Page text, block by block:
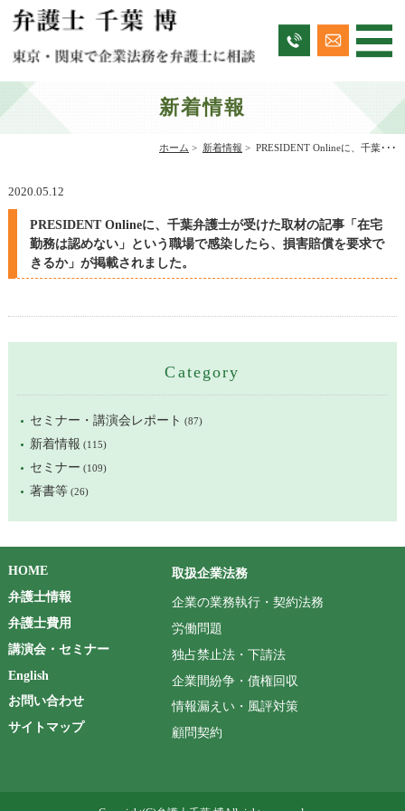
新着情報
ホーム > 新着情報 > PRESIDENT Onlineに、千葉･･･
2020.05.12
PRESIDENT Onlineに、千葉弁護士が受けた取材の記事「在宅
勤務は認めない」という職場で感染したら、損害賠償を要求で
きるか」が掲載されました。
Category
セミナー・講演会レポート (87)
新着情報 (115)
セミナー (109)
著書等(26)
HOME
弁護士情報
弁護士費用
講演会・セミナー
English
お問い合わせ
サイトマップ
取扱企業法務
企業の業務執行・契約法務
労働問題
独占禁止法・下請法
企業間紛争・債権回収
情報漏えい・風評対策
顧問契約